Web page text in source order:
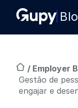
/ Employer
Gestão de
engajar e